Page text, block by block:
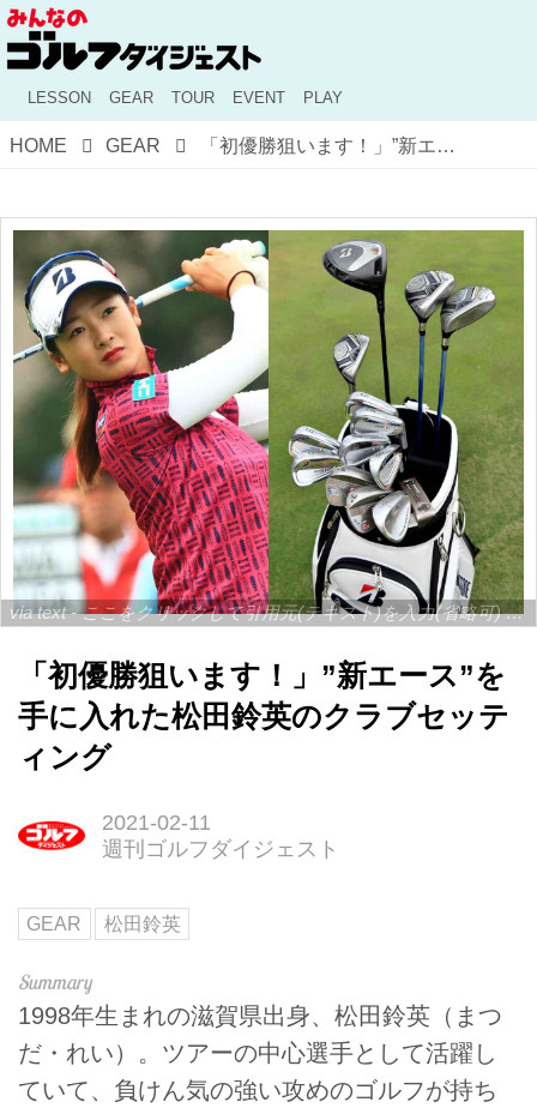
LESSON GEAR TOUR EVENT PLAY
HOME GEAR 「初優勝狙います！」”新エース”を手に入れた松田鈴英のクラブセッティング
via text - ここをクリックして引用元(テキスト)を入力(省略可) / site.to.link.com - ここをクリックして引用元を入力(省略可)
「初優勝狙います！」”新エース”を
手に入れた松田鈴英のクラブセッテ
ィング
2021-02-11
週刊ゴルフダイジェスト
GEAR 松田鈴英
1998年生まれの滋賀県出身、松田鈴英（まつ
だ・れい）。ツアーの中心選手として活躍し
ていて、負けん気の強い攻めのゴルフが持ち